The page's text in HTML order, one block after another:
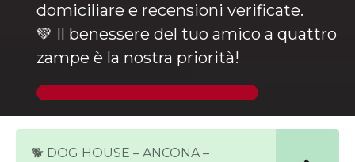
domiciliare e recensioni verificate.
💚 Il benessere del tuo amico a quattro
zampe è la nostra priorità!
🐕 DOG HOUSE – ANCONA –